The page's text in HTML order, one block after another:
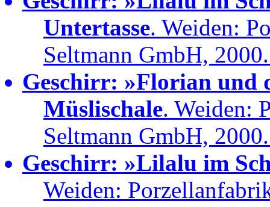
Untertasse. Weiden:
Seltmann GmbH,
Geschirr: »Florian und
Müslischale. Weiden:
Seltmann GmbH,
Geschirr: »Lilalu im
Weiden: